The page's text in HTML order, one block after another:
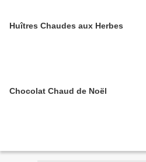
Huîtres Chaudes aux Herbes
Chocolat Chaud de Noël